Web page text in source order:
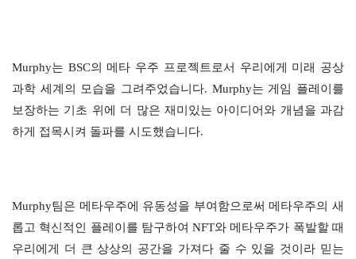
Murphy는 BSC의 메타 우주 프로젝트로서 우리에게 미래 공상
과학 세계의 모습을 그려주었습니다. Murphy는 게임 플레이를
보장하는 기초 위에 더 많은 재미있는 아이디어와 개념을 과감
하게 접목시켜 돌파를 시도했습니다.
Murphy팀은 메타우주에 유동성을 부여함으로써 메타우주의 새
롭고 혁신적인 플레이를 탐구하여 NFT와 메타우주가 폭발할 때
우리에게 더 큰 상상의 공간을 가져다 줄 수 있을 것이라 믿는